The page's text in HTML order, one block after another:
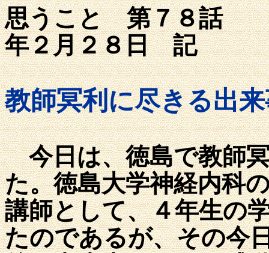
思うこと 第
年２月２８
教師冥利に尽きる出
今日は、徳島で教師冥
た。徳島大学神経内科
講師として、４年生の
たのであるが、その今